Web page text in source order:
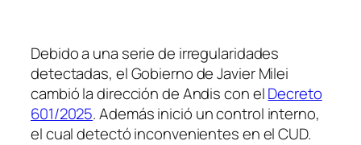
Debido a una serie de irregularidades
detectadas, el Gobierno de Javier Milei
cambió la dirección de Andis con elDecreto
601/2025. Además inició un control interno,
el cual detectó inconvenientes en el CUD.